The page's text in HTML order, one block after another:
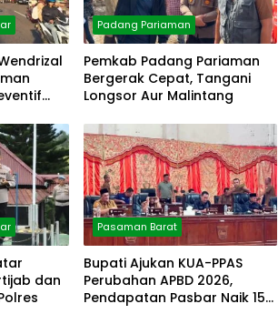
Padang Pariaman
Pemkab Padang Pariaman
Bergerak Cepat, Tangani
Longsor Aur Malintang
dan
Pasaman Barat
Bupati Ajukan KUA-PPAS
Perubahan APBD 2026,
Pendapatan Pasbar Naik 15